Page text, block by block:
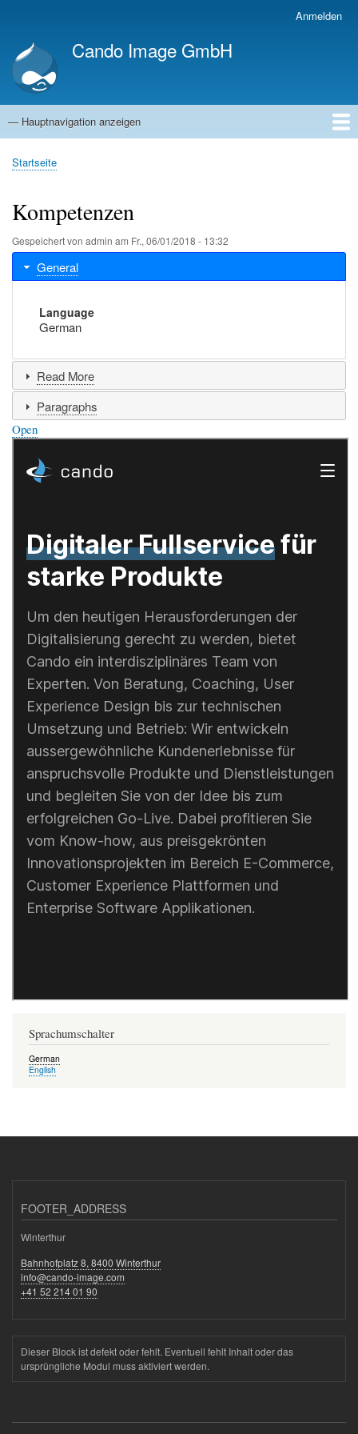
Inhalt
Anmelden
Cando Image GmbH
Hauptnavigation
— Hauptnavigation anzeigen
Startseite
Kompetenzen
Referenzen
Blog
Jobs
Über uns
Pfadnavigation
Startseite
Kompetenzen
Gespeichert von admin am Fr., 06/01/2018 - 13:32
General
Language
German
Read More
Paragraphs
Open
Sprachumschalter
German
English
FOOTER_ADDRESS
Winterthur
Bahnhofplatz 8, 8400 Winterthur
info@cando-image.com
+41 52 214 01 90
Dieser Block ist defekt oder fehlt. Eventuell fehlt Inhalt oder das
ursprüngliche Modul muss aktiviert werden.